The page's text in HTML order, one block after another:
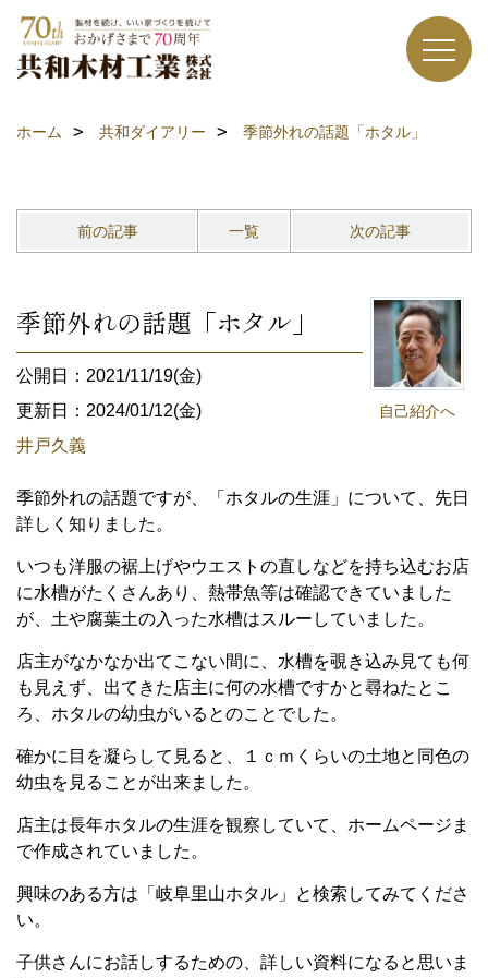
ホーム 共和ダイアリー 季節外れの話題「ホタル」
前の記事 一覧 次の記事
自己紹介へ
季節外れの話題「ホタル」
公開日：2021/11/19(金)
更新日：2024/01/12(金)
井戸久義
季節外れの話題ですが、「ホタルの生涯」について、先日
詳しく知りました。
いつも洋服の裾上げやウエストの直しなどを持ち込むお店
に水槽がたくさんあり、熱帯魚等は確認できていました
が、土や腐葉土の入った水槽はスルーしていました。
店主がなかなか出てこない間に、水槽を覗き込み見ても何
も見えず、出てきた店主に何の水槽ですかと尋ねたとこ
ろ、ホタルの幼虫がいるとのことでした。
確かに目を凝らして見ると、１ｃｍくらいの土地と同色の
幼虫を見ることが出来ました。
店主は長年ホタルの生涯を観察していて、ホームページま
で作成されていました。
興味のある方は「岐阜里山ホタル」と検索してみてくださ
い。
子供さんにお話しするための、詳しい資料になると思いま